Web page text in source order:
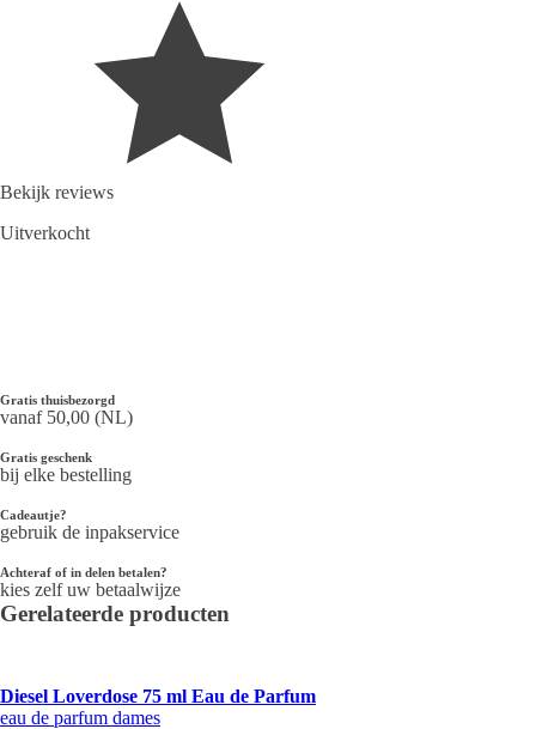
Bekijk reviews
Uitverkocht
Gratis thuisbezorgd
vanaf 50,00 (NL)
Gratis geschenk
bij elke bestelling
Cadeautje?
gebruik de inpakservice
Achteraf of in delen betalen?
kies zelf uw betaalwijze
Gerelateerde producten
Diesel Loverdose 75 ml Eau de Parfum
eau de parfum dames